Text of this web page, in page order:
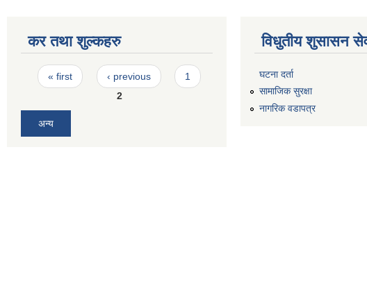
कर तथा शुल्कहरु
Pages
« first ‹ previous
1
2
अन्य
विधुतीय शुसासन
घटना दर्ता
सामाजिक सुरक्षा
नागरिक वडापत्र